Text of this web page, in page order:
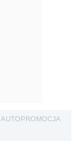
AUTOPROMOCJA